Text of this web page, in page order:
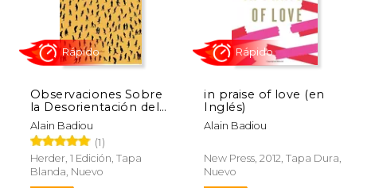
Observaciones Sobre
la Desorientación del
Mundo
Alain Badiou
(1)
Herder, 1 Edición, Tapa
Blanda, Nuevo
Rápido
in praise of love (en
Inglés)
Alain Badiou
New Press, 2012, Tapa Dura,
Nuevo